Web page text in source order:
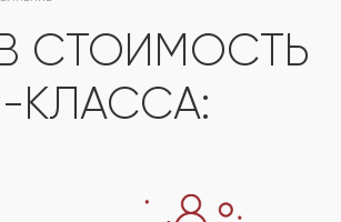
СТОИМОСТЬ
КЛАССА: